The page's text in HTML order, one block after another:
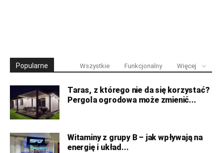
Popularne Wszystkie Funkcjonalny Więcej
Taras, z którego nie da się korzystać?
Pergola ogrodowa może zmienić...
Witaminy z grupy B – jak wpływają na
energię i układ...